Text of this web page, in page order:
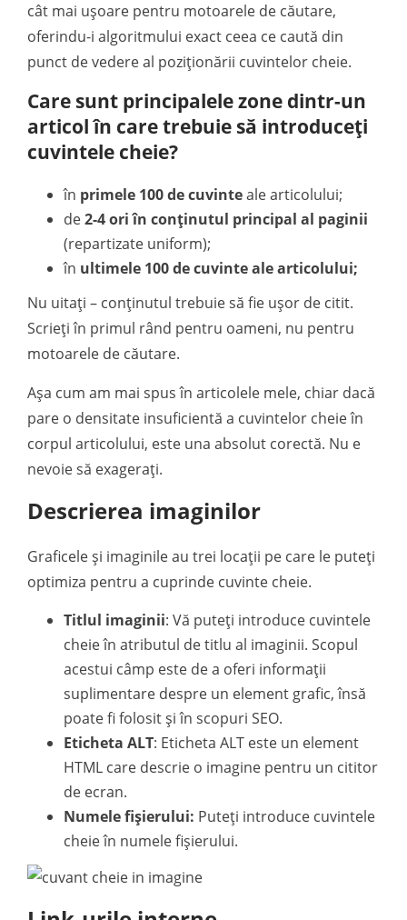
cât mai ușoare pentru motoarele de căutare,
oferindu-i algoritmului exact ceea ce caută din
punct de vedere al poziționării cuvintelor cheie.
Care sunt principalele zone dintr-un
articol în care trebuie să introduceți
cuvintele cheie?
în primele 100 de cuvinteale articolului;
de2-4 ori în conținutul principal al paginii
(repartizate uniform);
în ultimele 100 de cuvinte ale articolului;
Nu uitați – conținutul trebuie să fie ușor de citit.
Scrieți în primul rând pentru oameni, nu pentru
motoarele de căutare.
Așa cum am mai spus în articolele mele, chiar dacă
pare o densitate insuficientă a cuvintelor cheie în
corpul articolului, este una absolut corectă. Nu e
nevoie să exagerați.
Descrierea imaginilor
Graficele și imaginile au trei locații pe care le puteți
optimiza pentru a cuprinde cuvinte cheie.
Titlul imaginii: Vă puteți introduce cuvintele
cheie în atributul de titlu al imaginii. Scopul
acestui câmp este de a oferi informații
suplimentare despre un element grafic, însă
poate fi folosit și în scopuri SEO.
Eticheta ALT: Eticheta ALT este un element
HTML care descrie o imagine pentru un cititor
de ecran.
Numele fișierului: Puteți introduce cuvintele
cheie în numele fișierului.